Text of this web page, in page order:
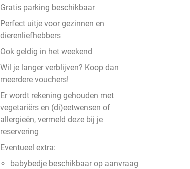
Gratis parking beschikbaar
Perfect uitje voor gezinnen en
dierenliefhebbers
Ook geldig in het weekend
Wil je langer verblijven? Koop dan
meerdere vouchers!
Er wordt rekening gehouden met
vegetariërs en (di)eetwensen of
allergieën, vermeld deze bij je
reservering
Eventueel extra:
babybedje beschikbaar op aanvraag